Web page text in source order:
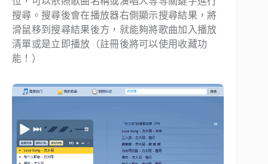
搜尋。搜尋後會在播放器右側顯示搜尋結果，將
滑鼠移到搜尋結果後方，就能夠將歌曲加入播放
清單或是立即播放（註冊後將可以使用收藏功
能 ！）